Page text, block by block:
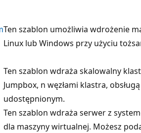
Ten szablon umożliwia wdrożenie
Linux lub Windows przy użyciu
Ten szablon wdraża skalowalny
Jumpbox, n węzłami klastra,
udostępnionym.
Ten szablon wdraża serwer z
dla maszyny wirtualnej. Możesz